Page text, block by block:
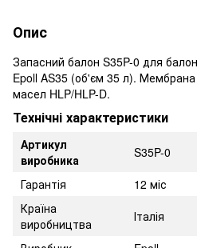
Опис
Запасний балон S35P-0 для
Epoll AS35 (об'єм 35 л).
масел HLP/HLP-D.
Технічні характеристики
Артикул
виробника
S35P-0
Гарантія
12 міс
Країна
виробництва
Італія